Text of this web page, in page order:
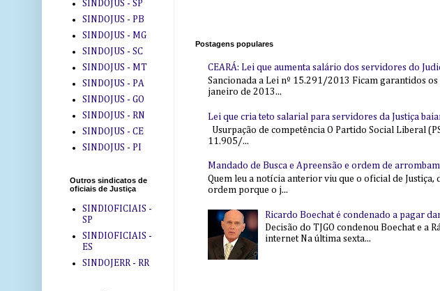
Postagens populares
CEARÁ: Lei que aumenta salário dos servidores do
Sancionada a Lei nº 15.291/2013 Ficam garantidos
janeiro de 2013...
Lei que cria teto salarial para servidores da Justiça
Usurpação de competência O Partido Social Liberal
11.905/...
Mandado de Busca e Apreensão e ordem de
Quem leu a notícia anterior viu que o oficial de
ordem porque o j...
Ricardo Boechat é condenado a pagar
Decisão do TJGO condenou Boechat e a
internet Na última sexta...
SINDOJUS - SP
SINDOJUS - PB
SINDOJUS - MG
SINDOJUS - SC
SINDOJUS - MT
SINDOJUS - PA
SINDOJUS - GO
SINDOJUS - RN
SINDOJUS - CE
SINDOJUS - PI
Outros sindicatos de
oficiais de Justiça
SINDIOFICIAIS -
SP
SINDIOFICIAIS -
ES
SINDOJERR - RR